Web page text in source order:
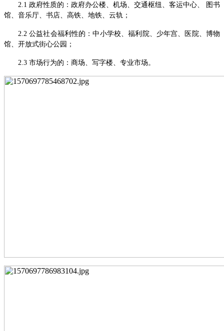
2.1 政府性质的：政府办公楼、机场、交通枢纽、客运中心、 图书
馆、音乐厅、书店、高铁、地铁、云轨；
2.2 公益社会福利性的：中小学校、福利院、少年宫、医院、博物
馆、开放式街心公园；
2.3 市场行为的：商场、写字楼、专业市场。